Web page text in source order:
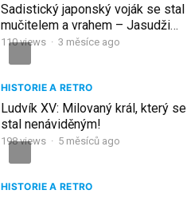
Sadistický japonský voják se stal
mučitelem a vrahem – Jasudži
Kaneko a jeho zločiny
110views · 3 měsíce ago
HISTORIE A RETRO
Ludvík XV: Milovaný král, který se
stal nenáviděným!
198views · 5 měsíců ago
HISTORIE A RETRO